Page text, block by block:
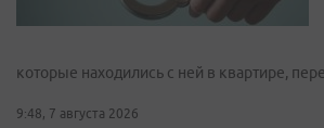
которые находились с ней в квартире,
9:48, 7 августа 2026